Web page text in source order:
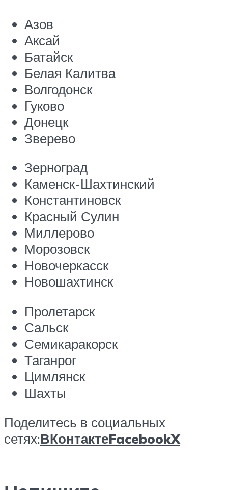
Азов
Аксай
Батайск
Белая Калитва
Волгодонск
Гуково
Донецк
Зверево
Зерноград
Каменск-Шахтинский
Константиновск
Красный Сулин
Миллерово
Морозовск
Новочеркасск
Новошахтинск
Пролетарск
Сальск
Семикаракорск
Таганрог
Цимлянск
Шахты
Поделитесь в социальных
сетях:ВКонтактеFacebookX